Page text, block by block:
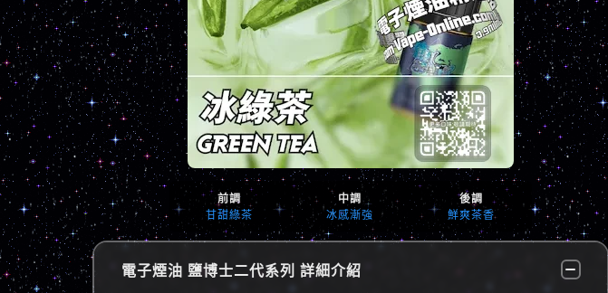
前調 中調
後調
甘甜綠茶
冰感漸強 鮮爽茶香
電子煙油 鹽博士二代系列 詳細介紹